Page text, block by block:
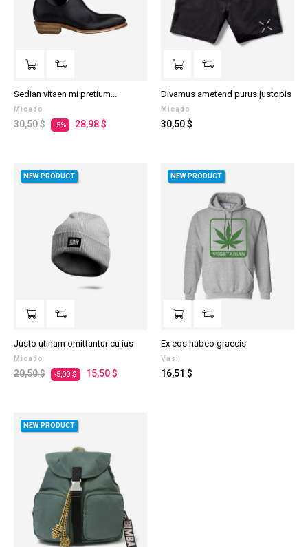
Sedian vitaen mi pretium...
Micado
Prezzo
30,50 $ -5% Prezzo
28,98 $
Divamus ametend purus justopis
Micado
Prezzo
30,50 $
NEW PRODUCT
Justo utinam omittantur cu ius
Micado
Prezzo
20,50 $ -5,00 $ Prezzo
15,50 $
NEW PRODUCT
Ex eos habeo graecis
Vasi
Prezzo
16,51 $
NEW PRODUCT